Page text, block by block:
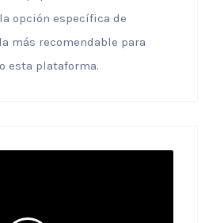
opción específica de
más recomendable para
esta plataforma.